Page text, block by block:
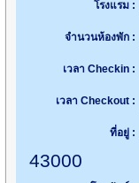
โรงแรม :
จำนวนห้องพัก :
เวลา Checkin :
เวลา Checkout :
ที่อยู่ :
43000